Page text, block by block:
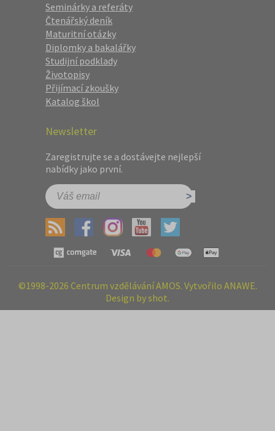
Seminárky a referáty
Čtenářský deník
Maturitní otázky
Diplomky a bakalářky
Studijní podklady
Životopisy
Přijímací zkoušky
Katalog škol
Newsletter
Zaregistrujte se a dostávejte nejlepší
nabídky jako první.
©1998-2026 Centrum vzdělávání AMOS. Vytvořilo ANAWE.
Design by shot.